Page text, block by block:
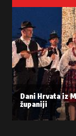
Dani Hrvata iz
županiji